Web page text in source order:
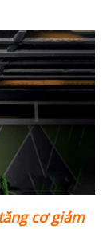
cơ giảm